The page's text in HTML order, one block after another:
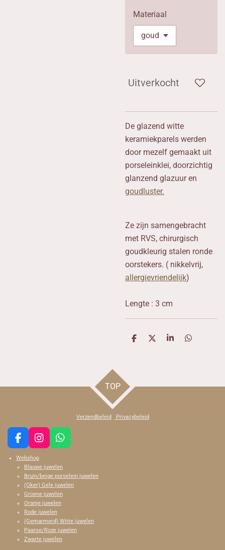
Materiaal
Uitverkocht
De glazend witte
keramiekparels werden
door mezelf gemaakt uit
porseleinklei, doorzichtig
glanzend glazuur en
goudluster.
Ze zijn samengebracht
met RVS, chirurgisch
goudkleurig stalen ronde
oorstekers. ( nikkelvrij,
allergievriendelijk)
Lengte : 3 cm
D
D
S
D
TOP
Verzendbeleid Privacybeleid
F
a
c
e
b
o
o
I
n
s
t
a
g
r
a
m
W
h
t
s
A
p
p
Webshop
Blauwe juwelen
Bruin/beige porselein juwelen
(Oker) Gele juwelen
Groene juwelen
Oranje juwelen
Rode juwelen
(Gemarmerd) Witte juwelen
Paarse/Roze juwelen
Zwarte juwelen